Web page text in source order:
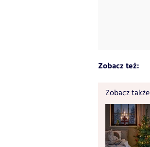
Zobacz też:
Zobacz także